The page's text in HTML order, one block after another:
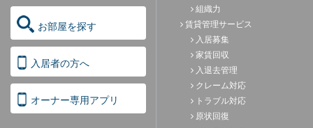
お部屋を探す
入居者の方へ
オーナー専用アプリ
組織力
賃貸管理サービス
入居募集
家賃回収
入退去管理
クレーム対応
トラブル対応
原状回復